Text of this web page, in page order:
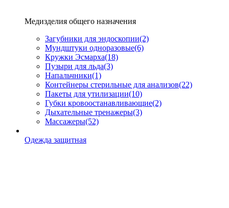
Медизделия общего назначения
Загубники для эндоскопии(2)
Мундштуки одноразовые(6)
Кружки Эсмарха(18)
Пузыри для льда(3)
Напальчники(1)
Контейнеры стерильные для анализов(22)
Пакеты для утилизации(10)
Губки кровоостанавливающие(2)
Дыхательные тренажеры(3)
Массажеры(52)
Одежда защитная